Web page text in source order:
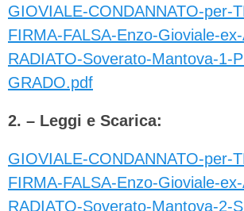
GIOVIALE-CONDANNATO-per-
FIRMA-FALSA-Enzo-Gioviale-
RADIATO-Soverato-Mantova-1-
GRADO.pdf
2. – Leggi e Scarica:
GIOVIALE-CONDANNATO-per-
FIRMA-FALSA-Enzo-Gioviale-
RADIATO-Soverato-Mantova-2-